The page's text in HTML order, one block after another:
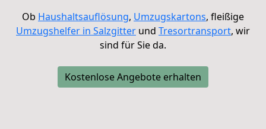
Ob Haushaltsauflösung, Umzugskartons, fleißige
Umzugshelfer in Salzgitter und Tresortransport, wir
sind für Sie da.
Kostenlose Angebote erhalten